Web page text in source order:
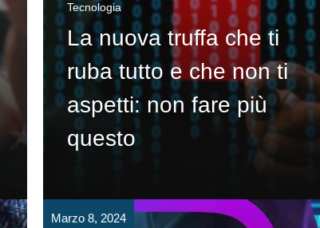
Tecnologia
La nuova truffa che ti
ruba tutto e che non ti
aspetti: non fare più
questo
Marzo 8, 2024